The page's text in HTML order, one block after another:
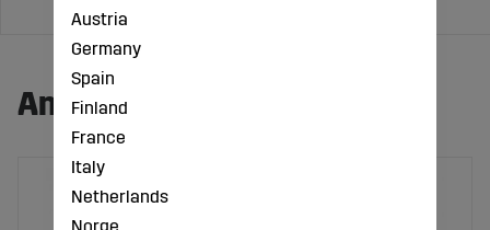
Andra köpte även:
Austria
Germany
Spain
Finland
France
Italy
Netherlands
Norge